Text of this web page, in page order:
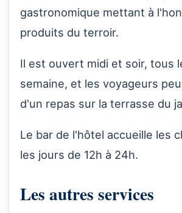
gastronomique mettant à
produits du terroir.
Il est ouvert midi et soir, tous
semaine, et les voyageurs
d'un repas sur la terrasse du
Le bar de l'hôtel accueille les
les jours de 12h à 24h.
Les autres services